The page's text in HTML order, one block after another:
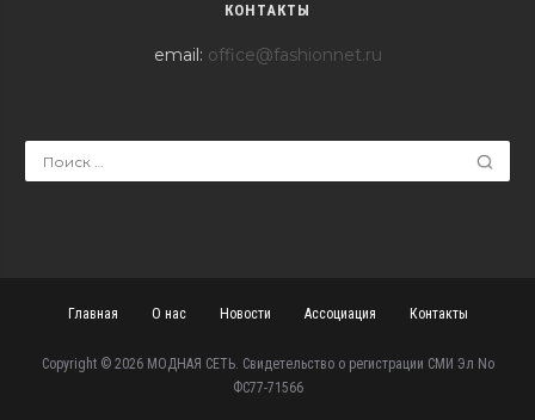
КОНТАКТЫ
email: office@fashionnet.ru
Главная О нас Новости Ассоциация Контакты
Copyright © 2026 МОДНАЯ СЕТЬ. Свидетельство о регистрации СМИ Эл No
ФС77-71566